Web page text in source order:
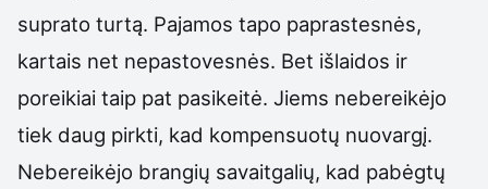
suprato turtą. Pajamos tapo paprastesnės,
kartais net nepastovesnės. Bet išlaidos ir
poreikiai taip pat pasikeitė. Jiems nebereikėjo
tiek daug pirkti, kad kompensuotų nuovargį.
Nebereikėjo brangių savaitgalių, kad pabėgtų